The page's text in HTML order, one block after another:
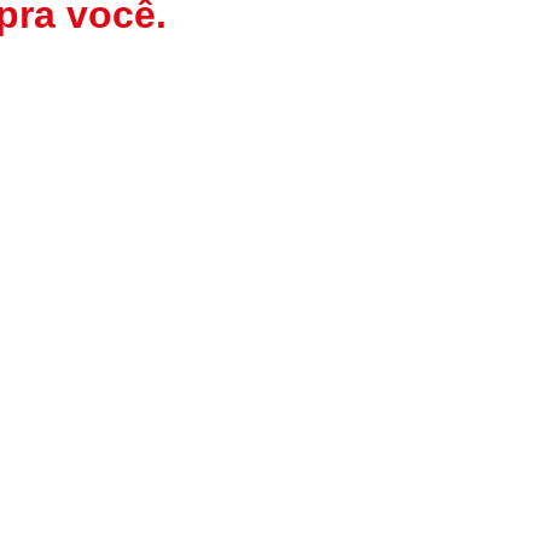
você.